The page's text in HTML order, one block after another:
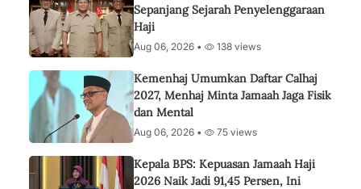
Sepanjang Sejarah Penyelenggaraan
Haji
Aug 06, 2026 • 138 views
Kemenhaj Umumkan Daftar Calhaj
2027, Menhaj Minta Jamaah Jaga Fisik
dan Mental
Aug 06, 2026 • 75 views
Kepala BPS: Kepuasan Jamaah Haji
2026 Naik Jadi 91,45 Persen, Ini